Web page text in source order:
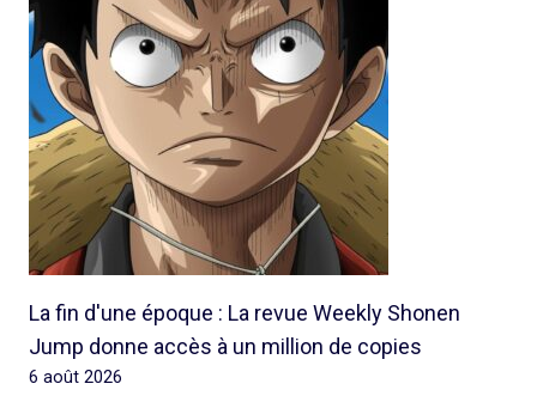
La fin d'une époque : La revue Weekly Shonen
Jump donne accès à un million de copies
6 août 2026